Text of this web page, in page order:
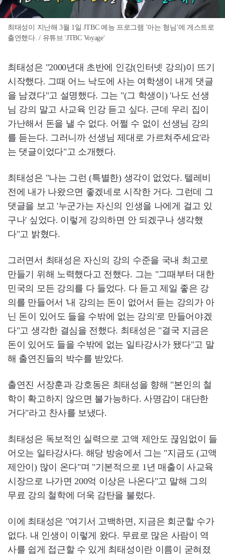
최태성이 지난해 3월 1일 JTBC 예능 프로그램 '아는 형님'에 게스트로
출연했다. / 유튜브 'JTBC Voyage'
최태성은 "2000년대 초반에 인강(인터넷 강의)이 뜨기
시작했다. 그때 어느 낙도에 사는 여학생이 내게 댓글
을 남겼다"고 설명했다. 그는 "(그 학생이) '나도 선생
님 강의 말고 사교육 인강 듣고 싶다. 근데 우리 집이
가난해서 돈을 낼 수 없다. 어쩔 수 없이 선생님 강의
를 듣는다. 그러니까 선생님 제대로 가르쳐주세요'라
는 댓글이었다"고 소개했다.
최태성은 "나는 그런 (특별한) 생각이 없었다. 텔레비
전에 내가 나왔으면 좋겠네로 시작한 거다. 그런데 그
댓글을 보고 '누군가는 자신의 인생을 나에게 걸고 있
구나' 싶었다. 이렇게 강의하면 안 되겠구나 생각했
다"고 밝혔다.
그러면서 최태성은 자신의 강의 수준을 국내 최고로
만들기 위해 노력했다고 전했다. 그는 "그때부터 대한
민국의 모든 강의를 다 들었다. 다 듣고 제일 좋은 강
의를 만들어서 '내 강의는 돈이 없어서 듣는 강의가 아
닌 돈이 있어도 들을 수밖에 없는 강의'로 만들어야겠
다"고 생각한 결심을 전했다. 최태성은 "결국 지금은
돈이 있어도 들을 수밖에 없는 일타강사가 됐다"고 말
해 출연진들의 박수를 받았다.
출연진 서장훈과 강호동은 최태성을 향해 "본인의 철
학이 확고하지 않으면 불가능하다. 사명감이 대단한
거다"라고 찬사를 보냈다.
최태성은 독보적인 실력으로 고액 제안도 끊임없이 들
어오는 일타강사다. 해당 방송에서 그는 "지금도 (고액
제안이) 많이 온다"며 "기본적으로 1년 매출이 사교육
시장으로 나가면 200억 이상은 나온다"고 말해 그의
무료 강의 철학에 더욱 감탄을 불렀다.
이에 최태성은 "여기서 고백하면, 지금은 회군할 수가
없다. 내 인생이 이렇게 왔다. 무료로 많은 사람이 역
사를 쉽게 접근할 수 있게 최태성이란 이름이 굳혀졌